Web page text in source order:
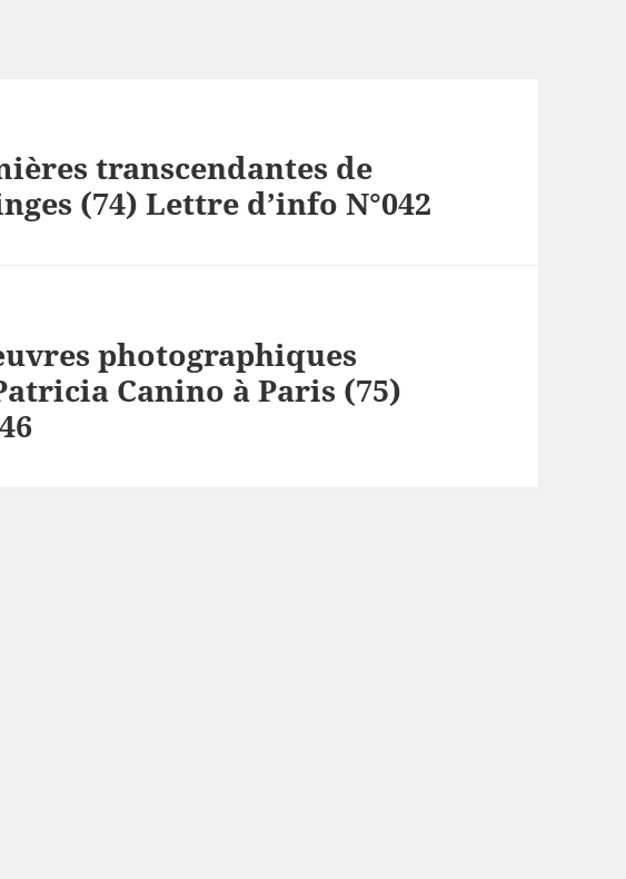
transcendantes de
(74) Lettre d’info N°042
photographiques
Canino à Paris (75)